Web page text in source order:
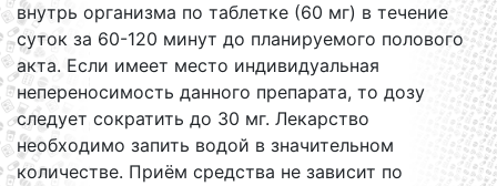
внутрь организма по таблетке (60 мг) в течение
суток за 60-120 минут до планируемого полового
акта. Если имеет место индивидуальная
непереносимость данного препарата, то дозу
следует сократить до 30 мг. Лекарство
необходимо запить водой в значительном
количестве. Приём средства не зависит по